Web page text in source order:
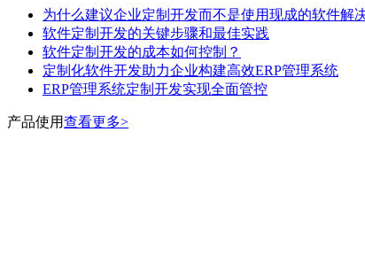
为什么建议企业定制开发而不是使用现成的软件解
软件定制开发的关键步骤和最佳实践
软件定制开发的成本如何控制？
定制化软件开发助力企业构建高效ERP管理系统
ERP管理系统定制开发实现全面管控
产品使用查看更多>